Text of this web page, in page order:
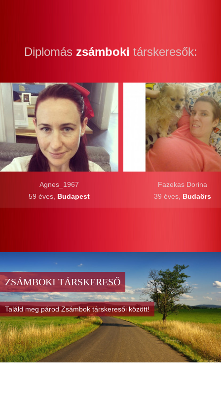
Diplomás zsámboki társkeresők:
Agnes_1967
59 éves, Budapest
Fazekas Dorina
39 éves, Budaörs
ZSÁMBOKI TÁRSKERESŐ
Találd meg párod Zsámbok társkeresői között!